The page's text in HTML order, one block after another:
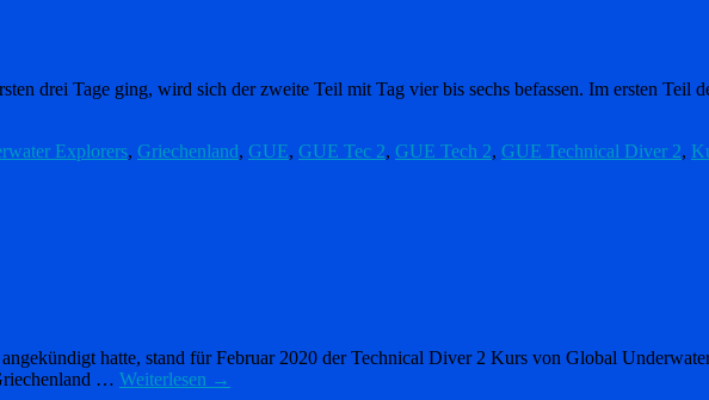
drei Tage ging, wird sich der zweite Teil mit Tag vier bis sechs befassen. Im ersten Teil
Explorers, Griechenland, GUE, GUE Tec 2, GUE Tech 2, GUE Technical Diver 2,
hatte, stand für Februar 2020 der Technical Diver 2 Kurs von Global
… Weiterlesen →